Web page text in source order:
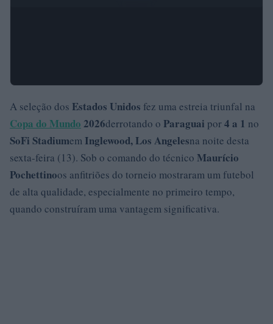
A seleção dos Estados Unidos fez uma estreia triunfal na
Copa do Mundo 2026derrotando o Paraguai por4 a 1 no
SoFi Stadiumem Inglewood, Los Angelesna noite desta
sexta-feira (13). Sob o comando do técnico Maurício
Pochettinoos anfitriões do torneio mostraram um futebol
de alta qualidade, especialmente no primeiro tempo,
quando construíram uma vantagem significativa.